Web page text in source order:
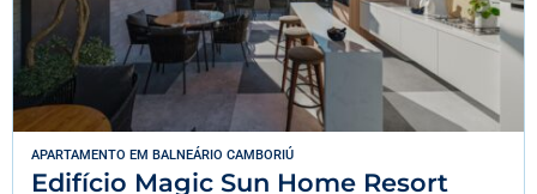
APARTAMENTO EM BALNEÁRIO CAMBORIÚ
Edifício Magic Sun Home Resort